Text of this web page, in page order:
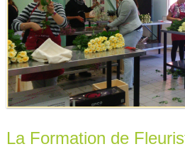
La Formation de